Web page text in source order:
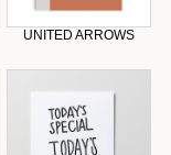
UNITED ARROWS